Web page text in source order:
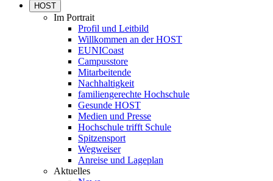
HOST
Im Portrait
Profil und Leitbild
Willkommen an der HOST
EUNICoast
Campusstore
Mitarbeitende
Nachhaltigkeit
familiengerechte Hochschule
Gesunde HOST
Medien und Presse
Hochschule trifft Schule
Spitzensport
Wegweiser
Anreise und Lageplan
Aktuelles